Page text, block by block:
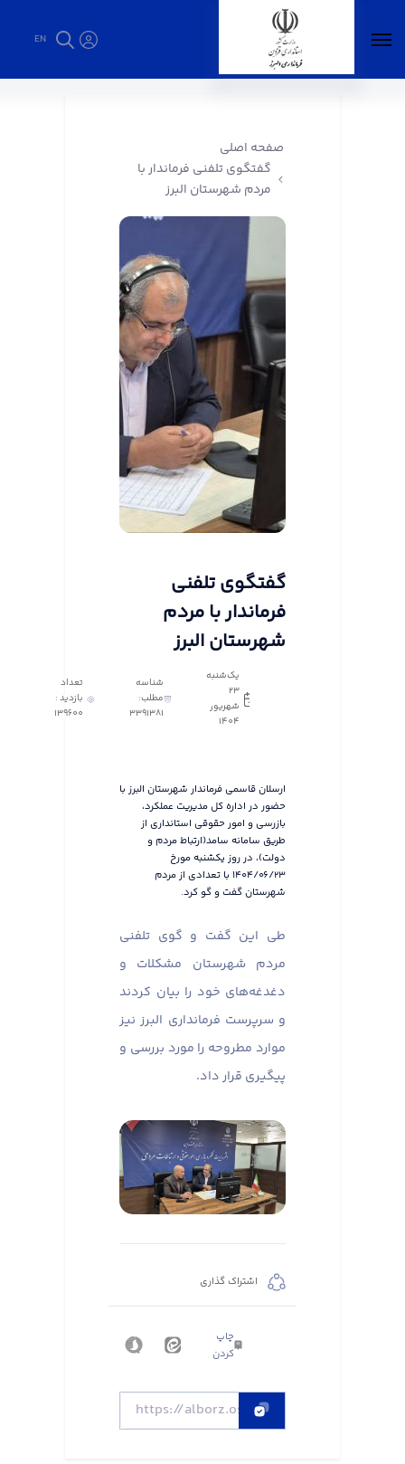
EN
صفحه اصلی
گفتگوی تلفنی فرماندار با
مردم شهرستان البرز
گفتگوی تلفنی
فرماندار با مردم
شهرستان البرز
یک‌شنبه
23
شهریور
1404
شناسه
مطلب:
3391381
تعداد
بازدید :
139600
ارسلان قاسمی فرماندار شهرستان البرز با
حضور در اداره کل مدیریت عملکرد،
بازرسی و امور حقوقی استانداری از
طریق سامانه سامد(ارتباط مردم و
دولت)، در روز یکشنبه مورخ
۱۴۰۴/۰۶/۲۳ با تعدادی از مردم
شهرستان گفت و گو کرد.
طی این گفت و گوی تلفنی
مردم شهرستان مشکلات و
دغدغه‌های خود را بیان کردند
و سرپرست فرمانداری البرز نیز
موارد مطروحه را مورد بررسی و
پیگیری قرار داد.
اشتراک گذاری
چاپ
کردن